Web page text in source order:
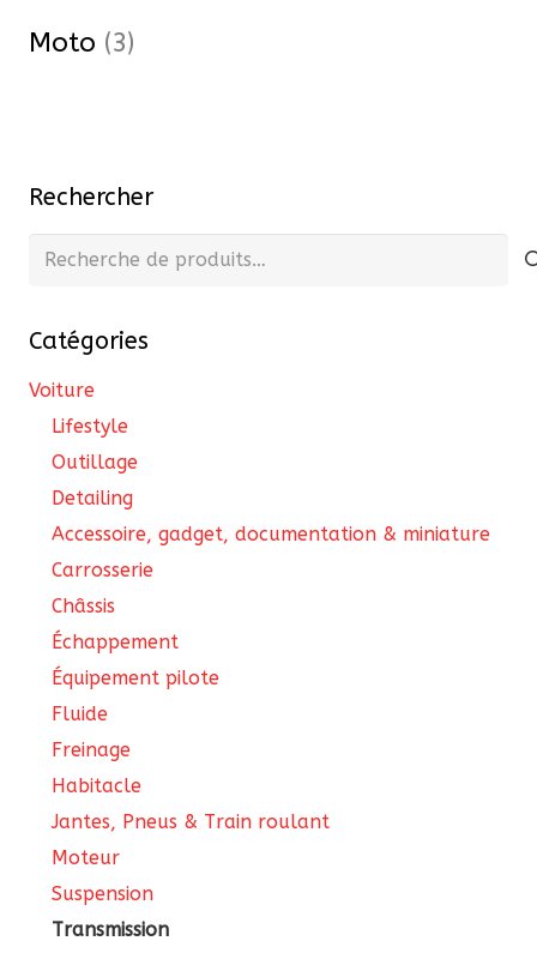
Moto (3)
Rechercher
Recherche
Catégories
Voiture
Lifestyle
Outillage
Detailing
Accessoire, gadget, documentation & miniature
Carrosserie
Châssis
Échappement
Équipement pilote
Fluide
Freinage
Habitacle
Jantes, Pneus & Train roulant
Moteur
Suspension
Transmission